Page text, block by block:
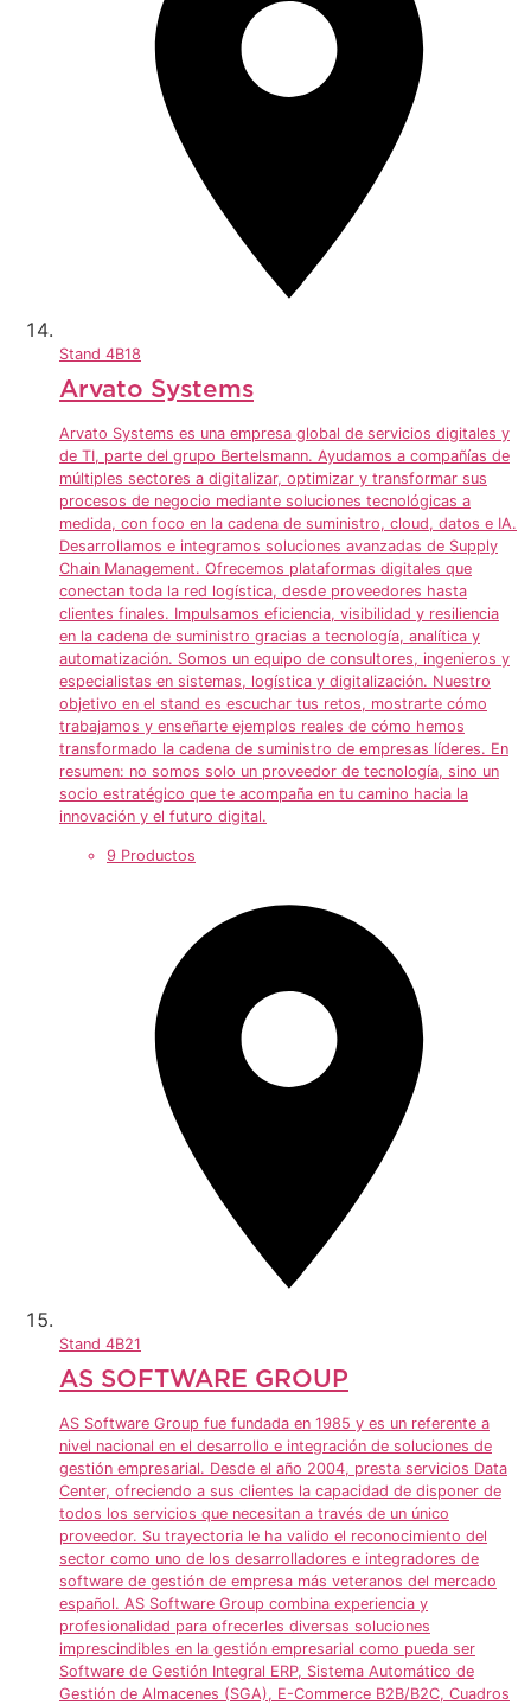
Stand 4B18
Arvato Systems
Arvato Systems es una empresa global de servicios digitales y
de TI, parte del grupo Bertelsmann. Ayudamos a compañías de
múltiples sectores a digitalizar, optimizar y transformar sus
procesos de negocio mediante soluciones tecnológicas a
medida, con foco en la cadena de suministro, cloud, datos e IA.
Desarrollamos e integramos soluciones avanzadas de Supply
Chain Management. Ofrecemos plataformas digitales que
conectan toda la red logística, desde proveedores hasta
clientes finales. Impulsamos eficiencia, visibilidad y resiliencia
en la cadena de suministro gracias a tecnología, analítica y
automatización. Somos un equipo de consultores, ingenieros y
especialistas en sistemas, logística y digitalización. Nuestro
objetivo en el stand es escuchar tus retos, mostrarte cómo
trabajamos y enseñarte ejemplos reales de cómo hemos
transformado la cadena de suministro de empresas líderes. En
resumen: no somos solo un proveedor de tecnología, sino un
socio estratégico que te acompaña en tu camino hacia la
innovación y el futuro digital.
9 Productos
Stand 4B21
AS SOFTWARE GROUP
AS Software Group fue fundada en 1985 y es un referente a
nivel nacional en el desarrollo e integración de soluciones de
gestión empresarial. Desde el año 2004, presta servicios Data
Center, ofreciendo a sus clientes la capacidad de disponer de
todos los servicios que necesitan a través de un único
proveedor. Su trayectoria le ha valido el reconocimiento del
sector como uno de los desarrolladores e integradores de
software de gestión de empresa más veteranos del mercado
español. AS Software Group combina experiencia y
profesionalidad para ofrecerles diversas soluciones
imprescindibles en la gestión empresarial como pueda ser
Software de Gestión Integral ERP, Sistema Automático de
Gestión de Almacenes (SGA), E-Commerce B2B/B2C, Cuadros